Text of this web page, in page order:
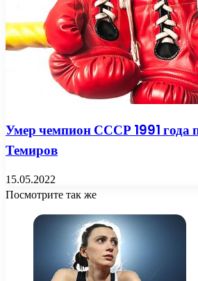
Умер чемпион СССР 1991 года
Темиров
15.05.2022
Посмотрите так же